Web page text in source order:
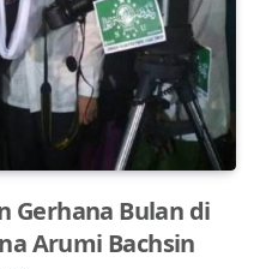
Gerhana Bulan di
Arumi Bachsin